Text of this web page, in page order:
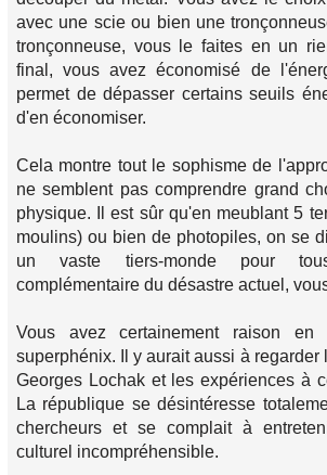
avec une scie ou bien une
tronçonneuse, vous le faites en un
final, vous avez économisé de
permet de dépasser certains seuils
d'en économiser.
Cela montre tout le sophisme de
ne semblent pas comprendre grand
physique. Il est sûr qu'en meublant 5
moulins) ou bien de photopiles, on se
un vaste tiers-monde pour
complémentaire du désastre actuel,
Vous avez certainement raison
superphénix. Il y aurait aussi à regarder
Georges Lochak et les expériences à
La république se désintéresse
chercheurs et se complait à
culturel incompréhensible.